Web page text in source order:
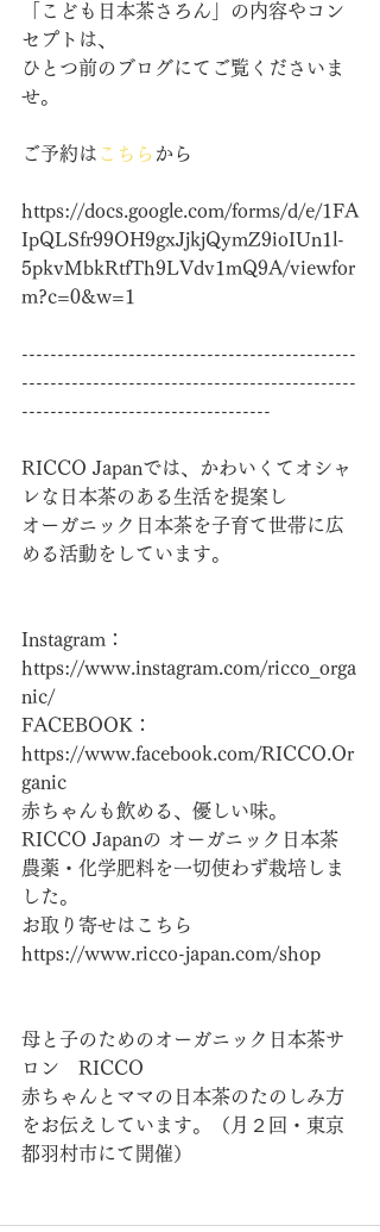
「こども日本茶さろん」の内容やコン
セプトは、
ひとつ前のブログにてご覧くださいま
せ。
ご予約は こちら から
https://docs.google.com/forms/d/e/1FA
IpQLSfr99OH9gxJjkjQymZ9ioIUn1l-
5pkvMbkRtfTh9LVdv1mQ9A/viewfor
m?c=0&w=1
-----------------------------------------------
-----------------------------------------------
-----------------------------------
RICCO Japanでは、かわいくてオシャ
レな日本茶のある生活を提案し
オーガニック日本茶を子育て世帯に広
める活動をしています。
Instagram：
https://www.instagram.com/ricco_orga
nic/
FACEBOOK：
https://www.facebook.com/RICCO.Or
ganic
赤ちゃんも飲める、優しい味。
RICCO Japanの オーガニック日本茶
農薬・化学肥料を一切使わず栽培しま
した。
お取り寄せはこちら
https://www.ricco-japan.com/shop
母と子のためのオーガニック日本茶サ
ロン　RICCO
赤ちゃんとママの日本茶のたのしみ方
をお伝えしています。（月２回・東京
都羽村市にて開催）